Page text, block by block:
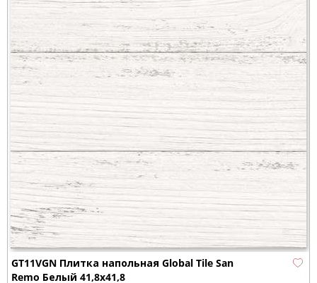
GT11VGN Плитка напольная Global Tile San
Remo Белый 41,8x41,8